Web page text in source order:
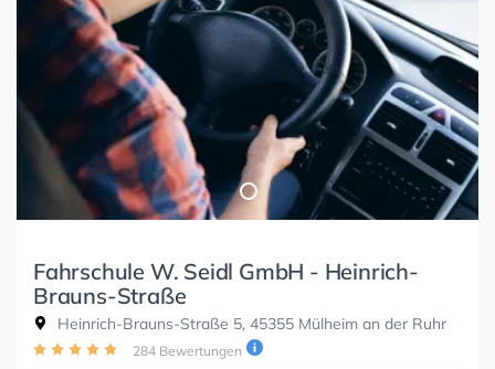
Fahrschule W. Seidl GmbH - Heinrich-
Brauns-Straße
Heinrich-Brauns-Straße 5, 45355 Mülheim an der Ruhr
284 Bewertungen